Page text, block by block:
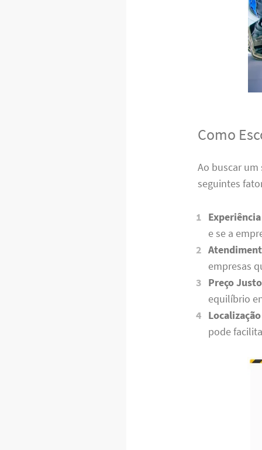
Como
Ao buscar um
seguintes
e se a
empresas
Preço Justo
equilíbrio
Localização
pode